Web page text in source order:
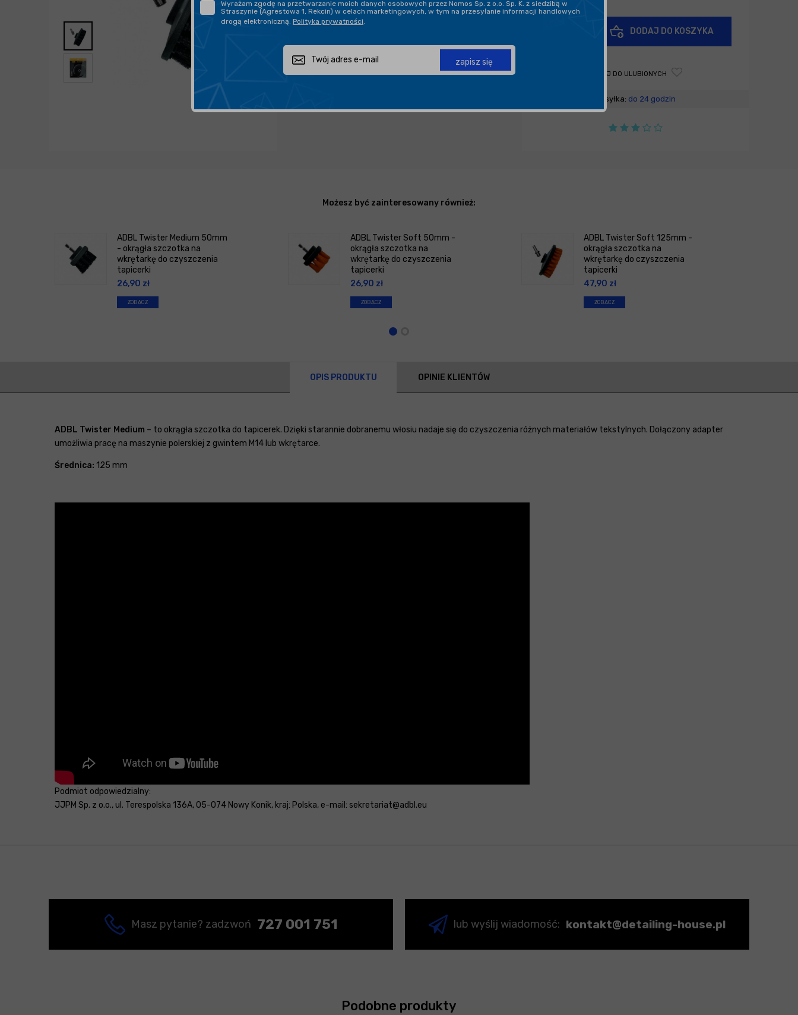
PROFESJONALNE DORADZTWO
Udostępnij
DODAJ DO KOSZYKA
DODAJ DO ULUBIONYCH
Wysyłka: do 24 godzin
Możesz być zainteresowany również:
ADBL Twister Medium 50mm
- okrągła szczotka na
wkrętarkę do czyszczenia
tapicerki
26,90 zł
ZOBACZ
ADBL Twister Soft 50mm -
okrągła szczotka na
wkrętarkę do czyszczenia
tapicerki
26,90 zł
ZOBACZ
ADBL Twister Soft 125mm -
okrągła szczotka na
wkrętarkę do czyszczenia
tapicerki
47,90 zł
ZOBACZ
OPIS PRODUKTU OPINIE KLIENTÓW
ADBL Twister Medium – to okrągła szczotka do tapicerek. Dzięki starannie dobranemu włosiu nadaje się do czyszczenia różnych materiałów tekstylnych. Dołączony adapter
umożliwia pracę na maszynie polerskiej z gwintem M14 lub wkrętarce.
Średnica: 125 mm
Podmiot odpowiedzialny:
JJPM Sp. z o.o., ul. Terespolska 136A, 05-074 Nowy Konik, kraj: Polska, e-mail: sekretariat@adbl.eu
Masz pytanie? zadzwoń 727 001 751 lub wyślij wiadomość: kontakt@detailing-house.pl
Podobne produkty
Wyrażam zgodę na przetwarzanie moich danych osobowych przez Nomos Sp. z o.o. Sp. K. z siedzibą w
Straszynie (Agrestowa 1, Rekcin) w celach marketingowych, w tym na przesyłanie informacji handlowych
drogą elektroniczną. Polityka prywatności
zapisz się